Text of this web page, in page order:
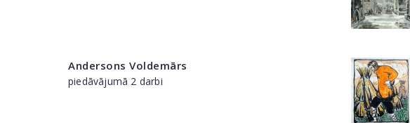
Andersons Voldemārs
piedāvājumā 2 darbi